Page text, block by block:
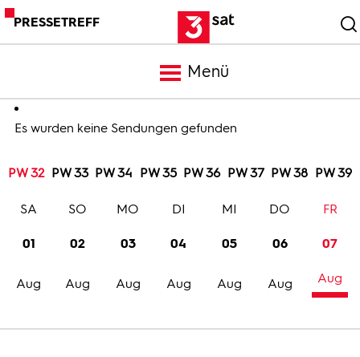
PRESSETREFF
Menü
Meldungen
Programm
Trailer
Bilder
Es wurden keine Sendungen gefunden
PW 32 PW 33 PW 34 PW 35 PW 36 PW 37 PW 38 PW 39
01
Aug
SA
02
Aug
SO
03
Aug
MO
04
Aug
DI
05
Aug
MI
06
Aug
DO
07
Aug
FR